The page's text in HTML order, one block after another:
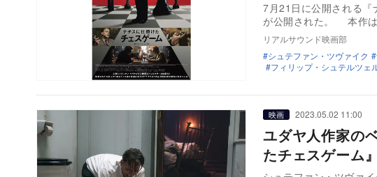
7月21日に公開される『
が公開された。 本作
リアルサウンド映画部
シュテファン・ツヴァイク
フィリップ・シュテルツェ
映画 2023.05.02 11:00
ユダヤ人作家の
たチェスゲーム